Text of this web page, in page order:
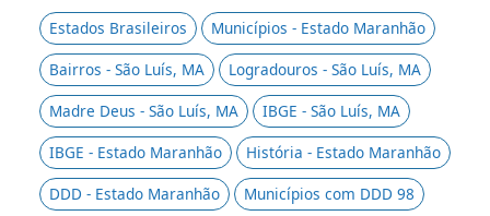
Estados Brasileiros
Municípios - Estado Maranhão
Bairros - São Luís, MA
Logradouros - São Luís, MA
Madre Deus - São Luís, MA
IBGE - São Luís, MA
IBGE - Estado Maranhão
História - Estado Maranhão
DDD - Estado Maranhão
Municípios com DDD 98